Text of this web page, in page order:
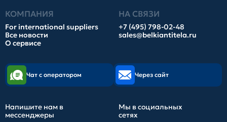
КОМПАНИЯ
For international suppliers
Все новости
О сервисе
НА СВЯЗИ
+7 (495) 798-02-48
sales@belkiantitela.ru
Чат с оператором Через сайт
Напишите нам в
мессенджеры
Мы в социальных
сетях